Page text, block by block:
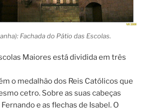
Fachada do Pátio das Escolas.
Maiores está dividida em três
o medalhão dos Reis Católicos que
cetro. Sobre as suas cabeças
e as flechas de Isabel. O